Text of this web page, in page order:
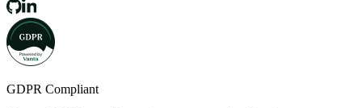
GDPR Compliant